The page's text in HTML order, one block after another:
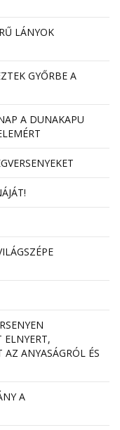
LÁNYOK
GYŐRBE A
A DUNAKAPU
ELNYERT,
ANYASÁGRÓL ÉS
A